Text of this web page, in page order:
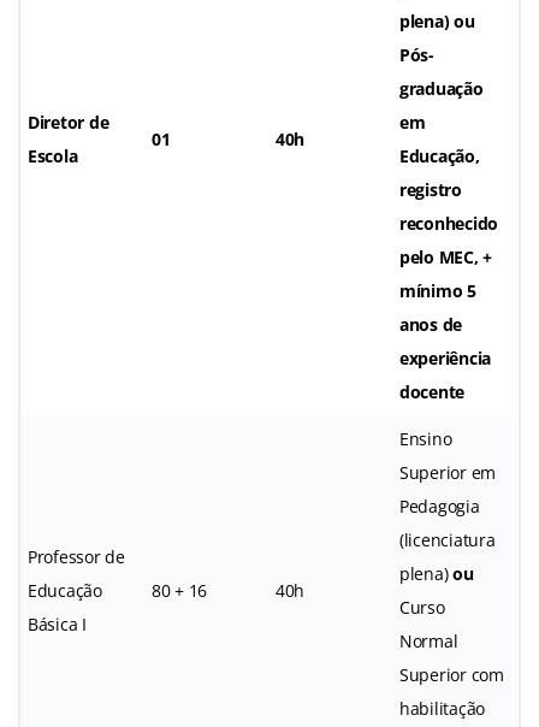
Diretor de
Escola
01 40h
plena)ou
Pós-
graduação
em
Educação,
registro
reconhecido
pelo MEC,+
mínimo 5
anos de
experiência
docente
Professor de
Educação
Básica I
80 + 16 40h
Ensino
Superior em
Pedagogia
(licenciatura
plena)ou
Curso
Normal
Superior com
habilitação